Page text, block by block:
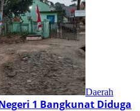
Daerah
1 Bangkunat Diduga